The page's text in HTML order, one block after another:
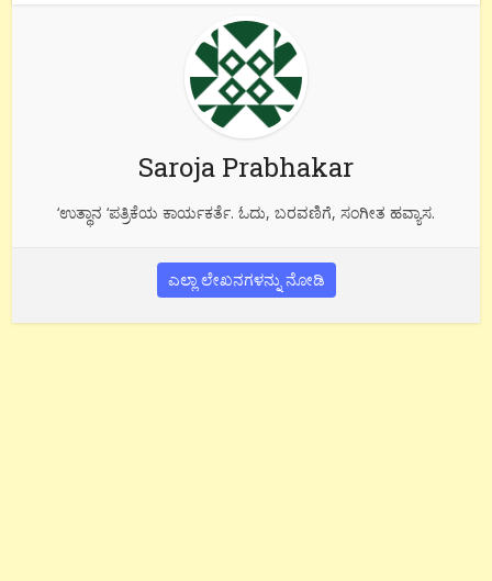
Saroja Prabhakar
‘ಉತ್ಥಾನ ‘ಪತ್ರಿಕೆಯ ಕಾರ್ಯಕರ್ತೆ. ಓದು, ಬರವಣಿಗೆ, ಸಂಗೀತ ಹವ್ಯಾಸ.
ಎಲ್ಲಾ ಲೇಖನಗಳನ್ನು ನೋಡಿ